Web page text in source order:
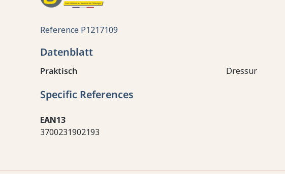
Reference P1217109
Datenblatt
Praktisch Dressur
Specific References
EAN13
3700231902193